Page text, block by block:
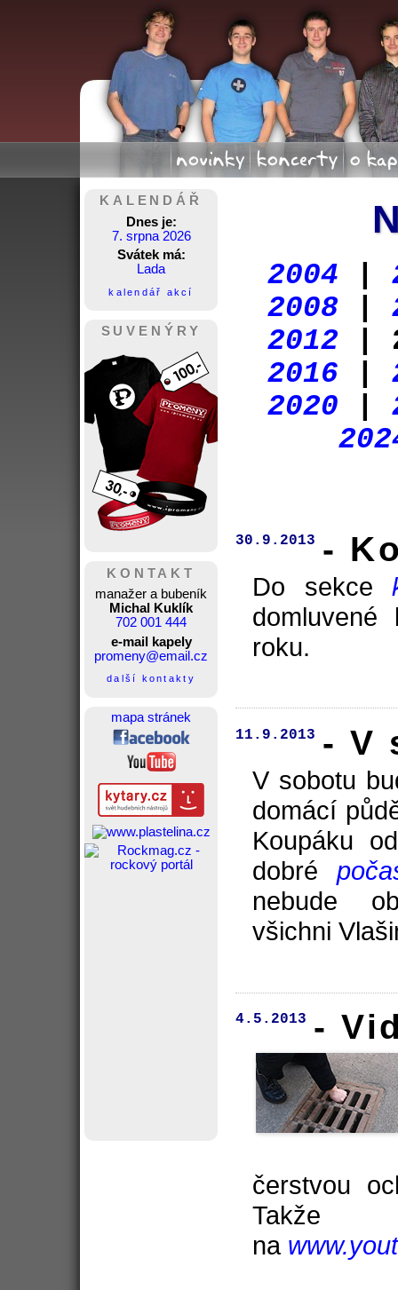
novinky koncerty o
KALENDÁŘ
Dnes je:
7. srpna 2026
Svátek má:
Lada
kalendář akcí
SUVENÝRY
KONTAKT
manažer a bubeník
Michal Kuklík
702 001 444
e-mail kapely
promeny@email.cz
další kontakty
mapa stránek
2004
2008
2012 |
2016
2020
30.9.2013 -
Do sekce
roku.
11.9.2013 - V
V sobotu
domácí
Koupáku
dobré
nebude
všichni
4.5.2013 -
čerstvou
na